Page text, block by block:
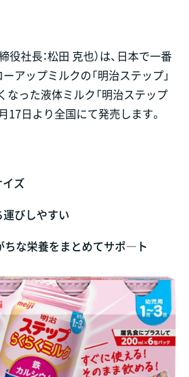
役社長：松田 克也）は、日本で一番
アップミルクの「明治ステップ」
なった液体ミルク「明治ステップ
17日より全国にて発売します。
ズ
びしやすい
ちな栄養をまとめてサポ―ト